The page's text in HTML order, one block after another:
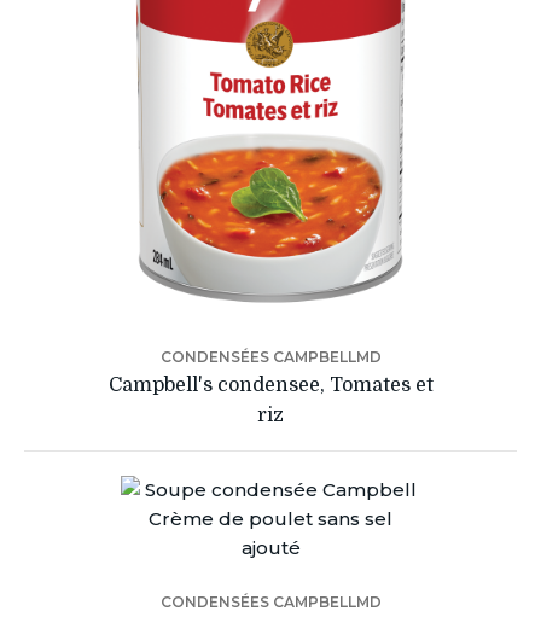
CONDENSÉES CAMPBELLMD
Campbell's condensee, Tomates et
riz
CONDENSÉES CAMPBELLMD